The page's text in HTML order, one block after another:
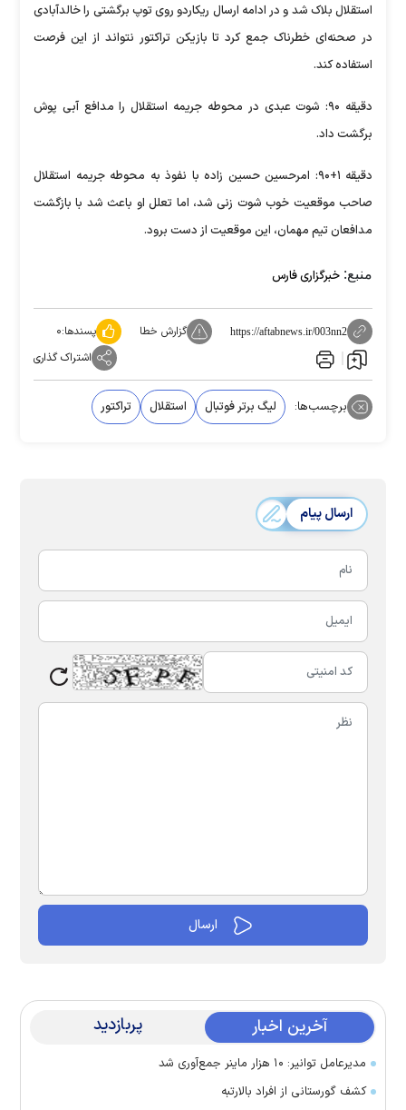
استقلال بلاک شد و در ادامه ارسال ریکاردو روی توپ برگشتی را خالدآبادی
در صحنه‌ای خطرناک جمع کرد تا بازیکن تراکتور نتواند از این فرصت
استفاده کند.
دقیقه ۹۰: شوت عبدی در محوطه جریمه استقلال را مدافع آبی پوش
برگشت داد.
دقیقه ۱+۹۰: امرحسین حسین زاده با نفوذ به محوطه جریمه استقلال
صاحب موقعیت خوب شوت زنی شد، اما تعلل او باعث شد با بازگشت
مدافعان تیم مهمان، این موقعیت از دست برود.
منبع: خبرگزاری فارس
https://aftabnews.ir/003nn2 گزارش خطا پسندها:۰
اشتراک گذاری
برچسب‌ها: لیگ برتر فوتبال استقلال تراکتور
ارسال پیام
آخرین اخبار پربازدید
مدیرعامل توانیر: ۱۰ هزار ماینر جمع‌آوری شد
کشف گورستانی از افراد بالارتبه